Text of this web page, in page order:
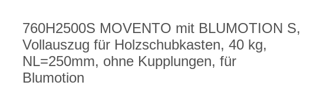
760H2500S MOVENTO mit BLUMOTION S,
Vollauszug für Holzschubkasten, 40 kg,
NL=250mm, ohne Kupplungen, für
Blumotion